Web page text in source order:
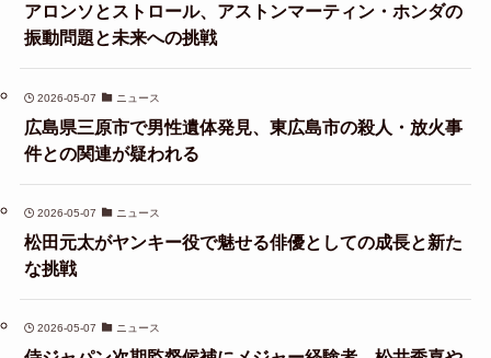
アロンソとストロール、アストンマーティン・ホンダの
振動問題と未来への挑戦
2026-05-07 ニュース
広島県三原市で男性遺体発見、東広島市の殺人・放火事
件との関連が疑われる
2026-05-07 ニュース
松田元太がヤンキー役で魅せる俳優としての成長と新た
な挑戦
2026-05-07 ニュース